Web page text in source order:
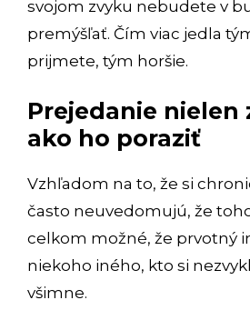
svojom zvyku nebudete v
premýšľať. Čím viac jedla
prijmete, tým horšie.
Prejedanie nielen
ako ho poraziť
Vzhľadom na to, že si
často neuvedomujú, že
celkom možné, že prvotný
niekoho iného, ​​kto si
všimne.